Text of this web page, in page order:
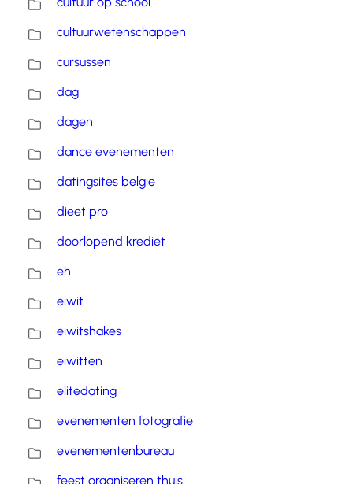
cultuurwetenschappen
cursussen
dag
dagen
dance evenementen
datingsites belgie
dieet pro
doorlopend krediet
eh
eiwit
eiwitshakes
eiwitten
elitedating
evenementen fotografie
evenementenbureau
feest organiseren thuis